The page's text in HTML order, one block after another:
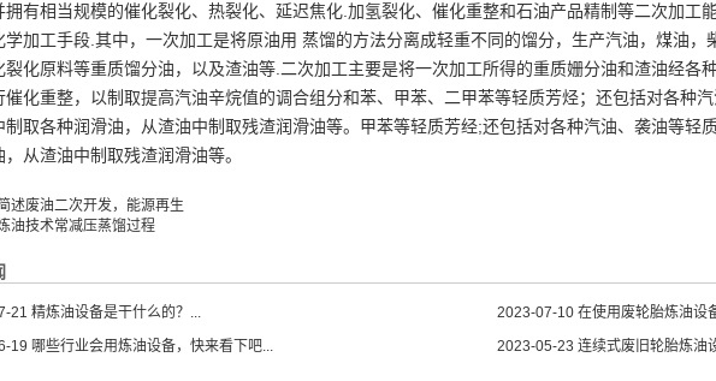
拥有相当规模的催化裂化、热裂化、延迟焦化.加氢裂化、催化重整和石油产品精制等二次加工
学加工手段.其中，一次加工是将原油用 蒸馏的方法分离成轻重不同的馏分，生产汽油，煤油
裂化原料等重质馏分油，以及渣油等.二次加工主要是将一次加工所得的重质姗分油和渣油经各
催化重整，以制取提高汽油辛烷值的调合组分和苯、甲苯、二甲苯等轻质芳烃；还包括对各种
制取各种润滑油，从渣油中制取残渣润滑油等。甲苯等轻质芳经;还包括对各种汽油、袭油等轻
从渣油中制取残渣润滑油等。
述废油二次开发，能源再生
油技术常减压蒸馏过程
21 精炼油设备是干什么的？... 2023-07-10 在使用废轮胎炼油设
19 哪些行业会用炼油设备，快来看下吧... 2023-05-23 连续式废旧轮胎炼油